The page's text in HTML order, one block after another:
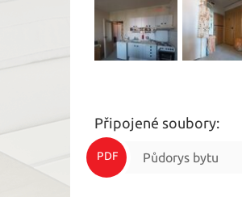
Připojené soubory:
PDF Půdorys bytu